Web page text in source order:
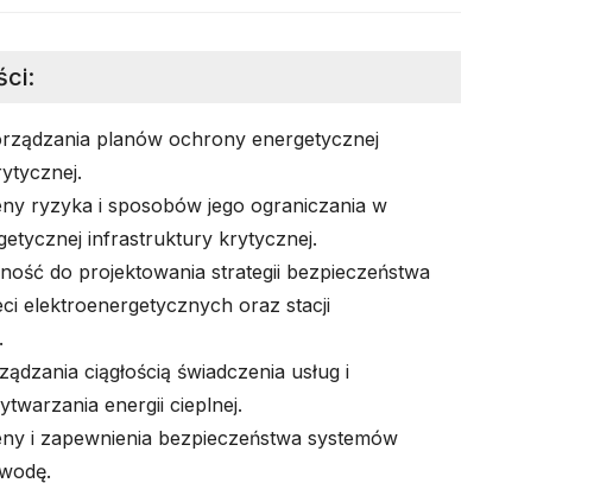
:
planów ochrony energetycznej
ryzyka i sposobów jego ograniczania w
infrastruktury krytycznej.
do projektowania strategii bezpieczeństwa
elektroenergetycznych oraz stacji
ciągłością świadczenia usług i
energii cieplnej.
i zapewnienia bezpieczeństwa systemów